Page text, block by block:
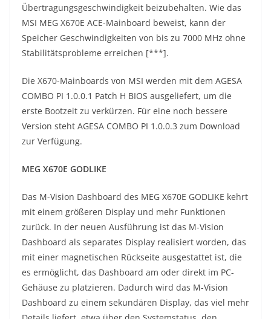
Übertragungsgeschwindigkeit beizubehalten. Wie das
MSI MEG X670E ACE-Mainboard beweist, kann der
Speicher Geschwindigkeiten von bis zu 7000 MHz ohne
Stabilitätsprobleme erreichen [***].
Die X670-Mainboards von MSI werden mit dem AGESA
COMBO PI 1.0.0.1 Patch H BIOS ausgeliefert, um die
erste Bootzeit zu verkürzen. Für eine noch bessere
Version steht AGESA COMBO PI 1.0.0.3 zum Download
zur Verfügung. ​ ​
MEG X670E GODLIKE
Das M-Vision Dashboard des MEG X670E GODLIKE kehrt
mit einem größeren Display und mehr Funktionen
zurück. In der neuen Ausführung ist das M-Vision
Dashboard als separates Display realisiert worden, das
mit einer magnetischen Rückseite ausgestattet ist, die
es ermöglicht, das Dashboard am oder direkt im PC-
Gehäuse zu platzieren. Dadurch wird das M-Vision
Dashboard zu einem sekundären Display, das viel mehr